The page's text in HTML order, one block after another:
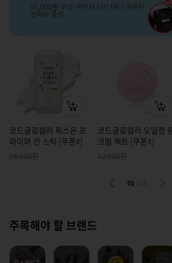
코드글로컬러 픽스온 프
라이머 인 스틱 [쿠폰X]
16,000원
코드글로컬러 오일컷
크빔 팩트 [쿠폰X]
12,000원
01
주목해야 할 브랜드